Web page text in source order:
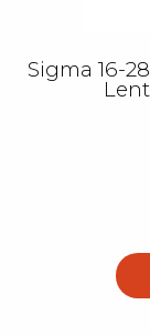
Sigma 16-